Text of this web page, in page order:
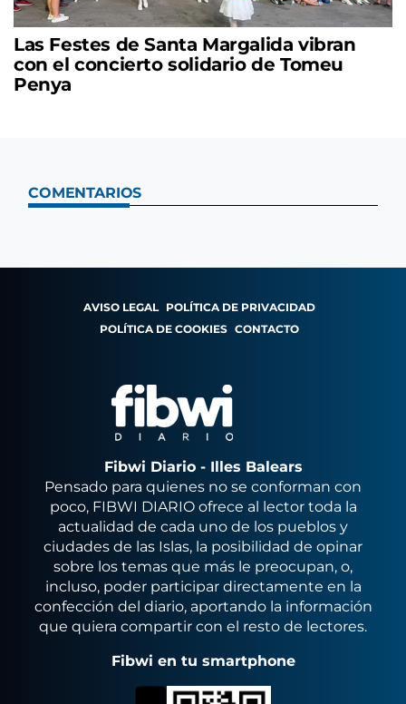
Las Festes de Santa Margalida vibran
con el concierto solidario de Tomeu
Penya
COMENTARIOS
AVISO LEGAL POLÍTICA DE PRIVACIDAD
POLÍTICA DE COOKIES CONTACTO
Fibwi Diario - Illes Balears
Pensado para quienes no se conforman con
poco, FIBWI DIARIO ofrece al lector toda la
actualidad de cada uno de los pueblos y
ciudades de las Islas, la posibilidad de opinar
sobre los temas que más le preocupan, o,
incluso, poder participar directamente en la
confección del diario, aportando la información
que quiera compartir con el resto de lectores.
Fibwi en tu smartphone